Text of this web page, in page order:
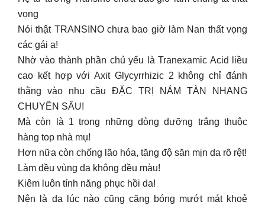
vọng
Nói thật TRANSINO chưa bao giờ làm Nan thất vọng
các gái ạ!
Nhờ vào thành phần chủ yếu là Tranexamic Acid liều
cao kết hợp với Axit Glycyrrhizic 2 không chỉ đánh
thằng vào nhu cầu ĐẶC TRỊ NÁM TÀN NHANG
CHUYÊN SÂU!
Mà còn là 1 trong những dòng dưỡng trắng thuộc
hàng top nhà mụ!
Hơn nữa còn chống lão hóa, tăng độ săn mịn da rõ rệt!
Làm đều vùng da không đều màu!
Kiêm luôn tính năng phục hồi da!
Nên là da lúc nào cũng căng bóng mướt mát khoẻ